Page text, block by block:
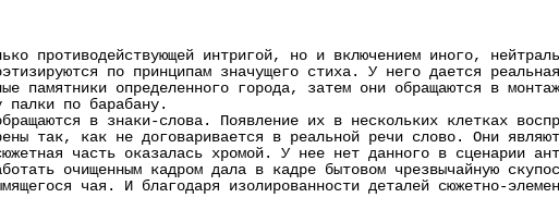
противодействующей интригой, но и включением иного,
по принципам значущего стиха. У него дается
памятники определенного города, затем они обращаются в
палки по барабану.
в знаки-слова. Появление их в нескольких клетках
так, как не договаривается в реальной речи слово. Они
часть оказалась хромой. У нее нет данного в сценарии
очищенным кадром дала в кадре бытовом чрезвычайную
чая. И благодаря изолированности деталей сюжетно-